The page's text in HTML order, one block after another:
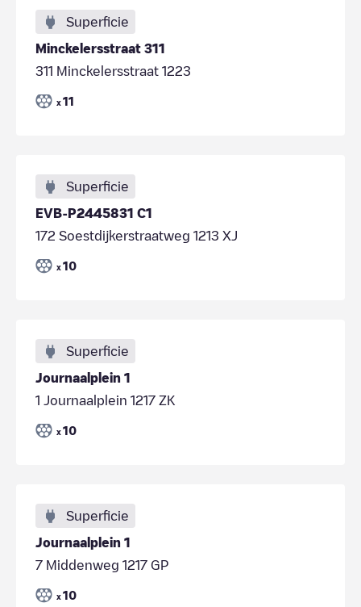
Superficie
Minckelersstraat 311
311 Minckelersstraat 1223
x 11
Superficie
EVB-P2445831 C1
172 Soestdijkerstraatweg 1213 XJ
x 10
Superficie
Journaalplein 1
1 Journaalplein 1217 ZK
x 10
Superficie
Journaalplein 1
7 Middenweg 1217 GP
x 10